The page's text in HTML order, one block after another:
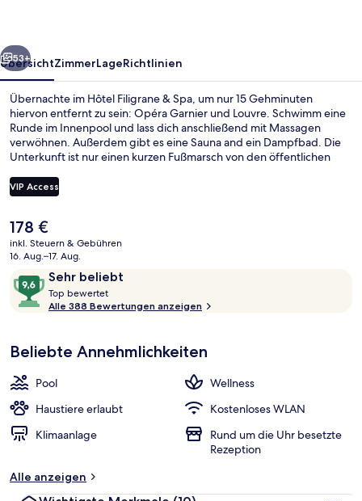
Weiter
53+
ÜbersichtZimmerLageRichtlinien
Übernachte im Hôtel Filigrane & Spa, um nur 15 Gehminuten
hiervon entfernt zu sein: Opéra Garnier und Louvre. Schwimm eine
Runde im Innenpool und lass dich anschließend mit Massagen
verwöhnen. Außerdem gibt es eine Sauna and ein Dampfbad. Die
Unterkunft ist nur einen kurzen Fußmarsch von den öffentlichen
(Metrostation Grands Boulevards) bzw. 3 Minuten (U-Bahn-Station
Richelieu - Drouot).
VIP Access
Der
aktuelle
Preis
178 €.
178 €
inkl. Steuern & Gebühren
16. Aug.–17. Aug.
Bewertungen
Sehr beliebt
9,6
von
10,
beliebt
Top bewertet
o
b
r
Alle 388 Bewertungen anzeigen
Beliebte Annehmlichkeiten
Pool
Wellness
Haustiere erlaubt
Kostenloses WLAN
Klimaanlage
Rund um die Uhr besetzte
Rezeption
Alle anzeigen